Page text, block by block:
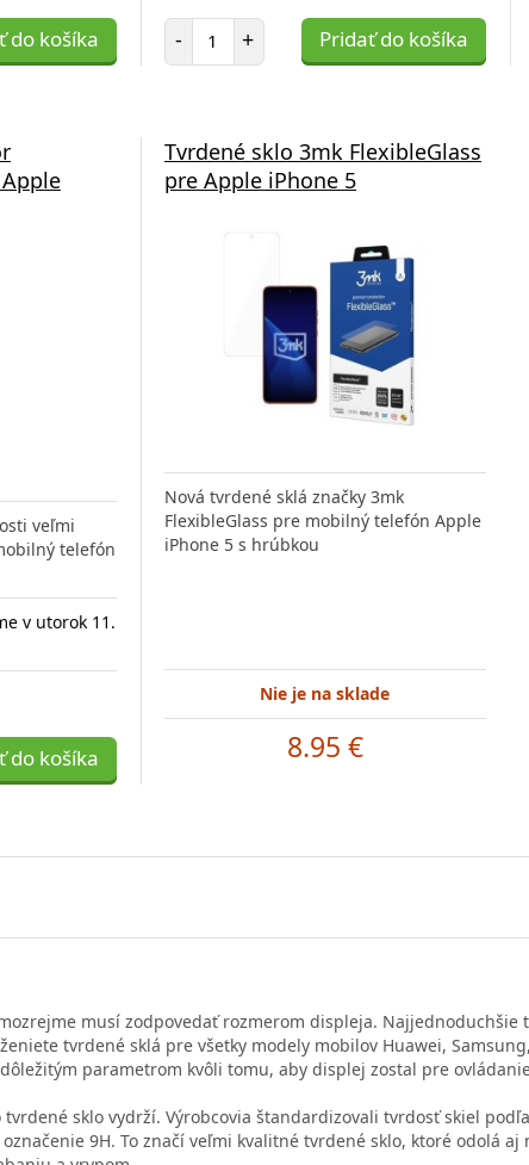
do košíka - Počet položiek
+ Pridať do košíka
veľmi
telefón
v utorok 11.
do košíka
Tvrdené sklo 3mk FlexibleGlass
pre Apple iPhone 5
Nová tvrdené sklá značky 3mk
FlexibleGlass pre mobilný telefón Apple
iPhone 5 s hrúbkou
Nie je na sklade
8.95 €
musí zodpovedať rozmerom displeja.
tvrdené sklá pre všetky modely mobilov Huawei,
parametrom kvôli tomu, aby displej zostal pre
sklo vydrží. Výrobcovia štandardizovali tvrdosť skiel
9H. To značí veľmi kvalitné tvrdené sklo, ktoré odolá aj